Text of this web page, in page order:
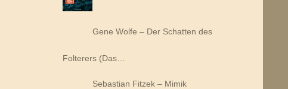
Gene Wolfe – Der Schatten des
Folterers (Das…
Sebastian Fitzek – Mimik